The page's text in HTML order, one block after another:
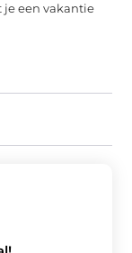
je een vakantie